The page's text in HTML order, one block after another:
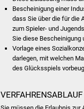
Bescheinigung einer
dass Sie über die für die
zum Spieler- und
Sie diese Bescheinigung
Vorlage eines
darlegen, mit welchen
des Glücksspiels
VERFAHRENSABLAUF